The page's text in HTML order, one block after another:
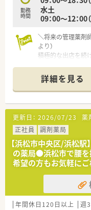
ます。
■県外から移住を
ます。
勤務
時間
水土
09：00～12：00
＼将来の管理薬剤
より）
積極的な出店を続
活かしてキャリア
【店舗情報と応需
■浜松駅から車で
ニックや内科をメ
す。
■薬剤師は常時1名
ち着いているた
です。
■在宅業務も積極
みならず地域医療
です。
【募集背景と求め
■今後のさらなる
詳細を見る
更新日： 2026/07/23 薬
正社員
調剤薬局
【浜松市中央区/浜松
の薬局●浜松市で腰を
希望の方もお気軽に
年間休日120日以上 週